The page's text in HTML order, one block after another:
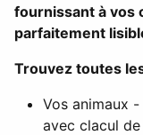
fournissant à vos
parfaitement
Trouvez toutes
Vos animaux
avec clacul